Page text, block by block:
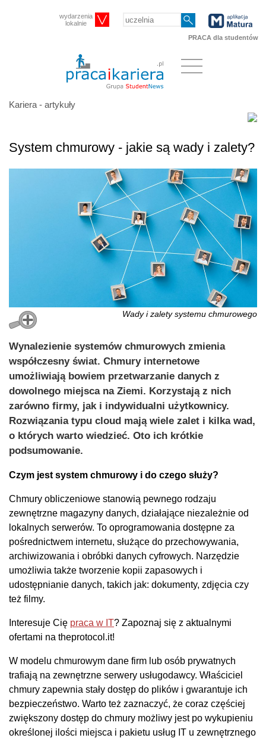
wydarzenia
lokalnie
PRACA dla studentów
Kariera - artykuły
System chmurowy - jakie są wady i zalety?
Wady i zalety systemu chmurowego
Wynalezienie systemów chmurowych zmienia
współczesny świat. Chmury internetowe
umożliwiają bowiem przetwarzanie danych z
dowolnego miejsca na Ziemi. Korzystają z nich
zarówno firmy, jak i indywidualni użytkownicy.
Rozwiązania typu cloud mają wiele zalet i kilka wad,
o których warto wiedzieć. Oto ich krótkie
podsumowanie.
Czym jest system chmurowy i do czego służy?
Chmury obliczeniowe stanowią pewnego rodzaju
zewnętrzne magazyny danych, działające niezależnie od
lokalnych serwerów. To oprogramowania dostępne za
pośrednictwem internetu, służące do przechowywania,
archiwizowania i obróbki danych cyfrowych. Narzędzie
umożliwia także tworzenie kopii zapasowych i
udostępnianie danych, takich jak: dokumenty, zdjęcia czy
też filmy.
Interesuje Cię praca w IT? Zapoznaj się z aktualnymi
ofertami na theprotocol.it!
W modelu chmurowym dane firm lub osób prywatnych
trafiają na zewnętrzne serwery usługodawcy. Właściciel
chmury zapewnia stały dostęp do plików i gwarantuje ich
bezpieczeństwo. Warto też zaznaczyć, że coraz częściej
zwiększony dostęp do chmury możliwy jest po wykupieniu
określonej ilości miejsca i pakietu usług IT u zewnętrznego